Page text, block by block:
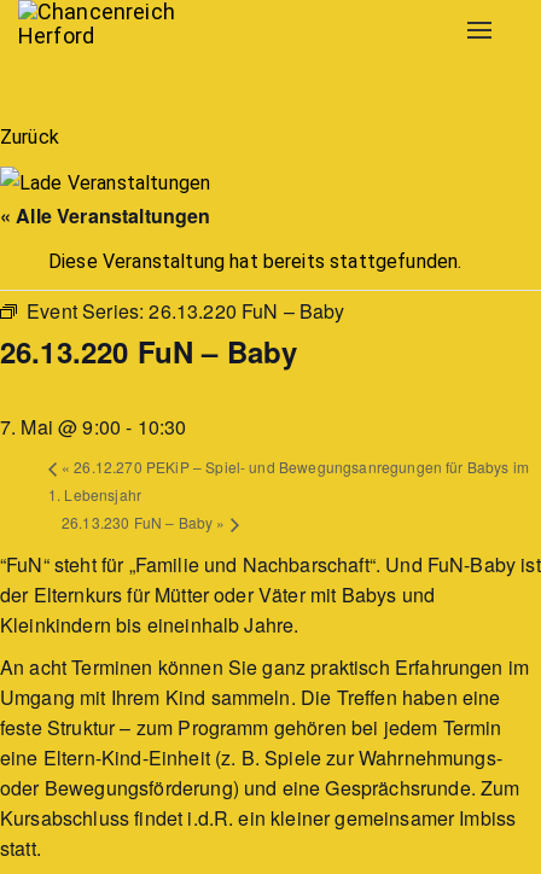
Toggle
Zurück
« Alle Veranstaltungen
Diese Veranstaltung hat bereits stattgefunden.
Event Series:26.13.220 FuN – Baby
26.13.220 FuN – Baby
7. Mai @ 9:00 - 10:30
« 26.12.270 PEKiP – Spiel- und Bewegungsanregungen für Babys im
1. Lebensjahr
26.13.230 FuN – Baby »
“FuN“ steht für „Familie und Nachbarschaft“. Und FuN-Baby ist
der Elternkurs für Mütter oder Väter mit Babys und
Kleinkindern bis eineinhalb Jahre.
An acht Terminen können Sie ganz praktisch Erfahrungen im
Umgang mit Ihrem Kind sammeln. Die Treffen haben eine
feste Struktur – zum Programm gehören bei jedem Termin
eine Eltern-Kind-Einheit (z. B. Spiele zur Wahrnehmungs-
oder Bewegungsförderung) und eine Gesprächsrunde. Zum
Kursabschluss findet i.d.R. ein kleiner gemeinsamer Imbiss
statt.